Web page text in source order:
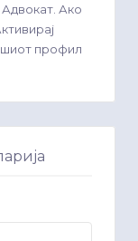
Ако
профил